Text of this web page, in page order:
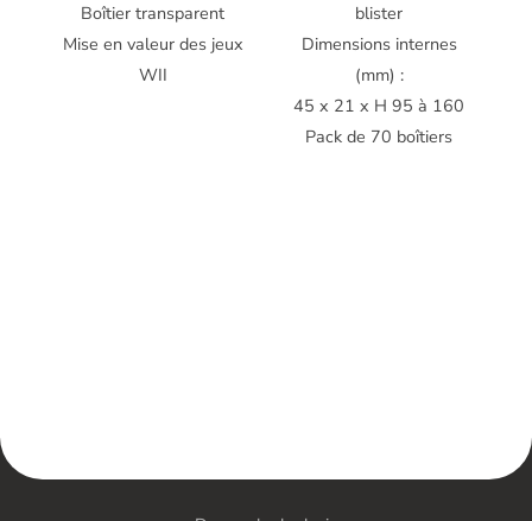
Boîtier transparent
Mise en valeur des jeux
WII
blister
Dimensions internes
(mm) :
45 x 21 x H 95 à 160
Pack de 70 boîtiers